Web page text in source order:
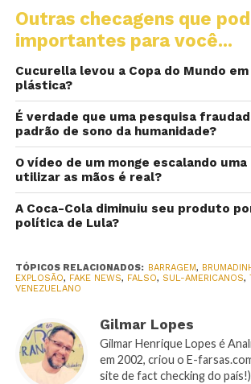
Outras checagens que
importantes para você...
Cucurella levou a Copa do Mundo
plástica?
É verdade que uma pesquisa
padrão de sono da humanidade?
O vídeo de um monge escalando
utilizar as mãos é real?
A Coca-Cola diminuiu seu produto
política de Lula?
TÓPICOS RELACIONADOS: BARRAGEM,
EXPLOSÃO, FAKE NEWS, FALSO, SUL-AMERICANOS,
VENEZUELANO
Gilmar Lopes
Gilmar Henrique Lopes é
em 2002, criou o E-
site de fact checking do